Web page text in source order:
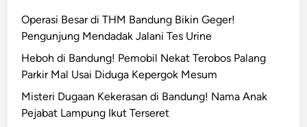
Operasi Besar di THM Bandung Bikin Geger!
Pengunjung Mendadak Jalani Tes Urine
Heboh di Bandung! Pemobil Nekat Terobos Palang
Parkir Mal Usai Diduga Kepergok Mesum
Misteri Dugaan Kekerasan di Bandung! Nama Anak
Pejabat Lampung Ikut Terseret